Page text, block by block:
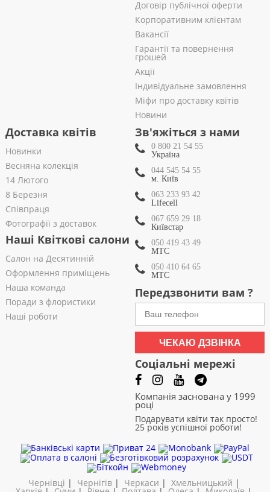
Договір публічної оферти
Корпоративним клієнтам
Вакансії
Гарантії та повернення
грошей
Акції
Індивідуальне замовлення
Міфи про доставку квітів
Новини
Доставка квітів
Новинки
Весняна колекція
14 Лютого
8 Березня
Співпраця
Фотографії з доставок
Наші Квіткові салони
Салон на Десятинній
Оформлення приміщень
Наша команда
Поради з флористики
Наші роботи
Зв'яжіться з нами
0 800 21 54 55
Україна
044 545 54 55
м. Київ
063 233 93 42
Lifecell
067 659 29 18
Київстар
050 419 43 49
МТС
050 410 64 65
МТС
Передзвонити вам ?
ЧЕКАЮ ДЗВІНКА
Соціальні мережі
Компанія заснована у 1999
році
Подарувати квіти так просто!
25 років успішної роботи!
Чернівці | Чернігів| Черкаси | Хмельницький |